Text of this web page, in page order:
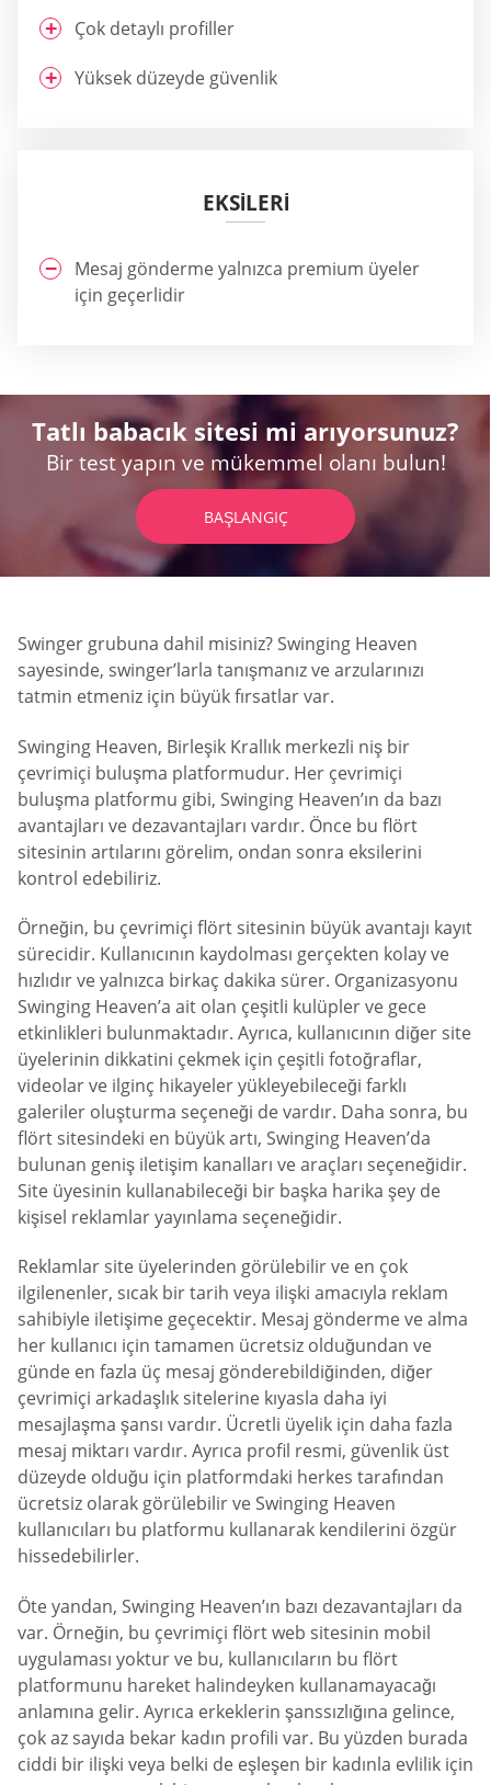
Çok detaylı profiller
Yüksek düzeyde güvenlik
EKSİLERİ
Mesaj gönderme yalnızca premium üyeler
için geçerlidir
Tatlı babacık sitesi mi arıyorsunuz?
Bir test yapın ve mükemmel olanı bulun!
BAŞLANGIÇ
Swinger grubuna dahil misiniz? Swinging Heaven
sayesinde, swinger’larla tanışmanız ve arzularınızı
tatmin etmeniz için büyük fırsatlar var.
Swinging Heaven, Birleşik Krallık merkezli niş bir
çevrimiçi buluşma platformudur. Her çevrimiçi
buluşma platformu gibi, Swinging Heaven’ın da bazı
avantajları ve dezavantajları vardır. Önce bu flört
sitesinin artılarını görelim, ondan sonra eksilerini
kontrol edebiliriz.
Örneğin, bu çevrimiçi flört sitesinin büyük avantajı kayıt
sürecidir. Kullanıcının kaydolması gerçekten kolay ve
hızlıdır ve yalnızca birkaç dakika sürer. Organizasyonu
Swinging Heaven’a ait olan çeşitli kulüpler ve gece
etkinlikleri bulunmaktadır. Ayrıca, kullanıcının diğer site
üyelerinin dikkatini çekmek için çeşitli fotoğraflar,
videolar ve ilginç hikayeler yükleyebileceği farklı
galeriler oluşturma seçeneği de vardır. Daha sonra, bu
flört sitesindeki en büyük artı, Swinging Heaven’da
bulunan geniş iletişim kanalları ve araçları seçeneğidir.
Site üyesinin kullanabileceği bir başka harika şey de
kişisel reklamlar yayınlama seçeneğidir.
Reklamlar site üyelerinden görülebilir ve en çok
ilgilenenler, sıcak bir tarih veya ilişki amacıyla reklam
sahibiyle iletişime geçecektir. Mesaj gönderme ve alma
her kullanıcı için tamamen ücretsiz olduğundan ve
günde en fazla üç mesaj gönderebildiğinden, diğer
çevrimiçi arkadaşlık sitelerine kıyasla daha iyi
mesajlaşma şansı vardır. Ücretli üyelik için daha fazla
mesaj miktarı vardır. Ayrıca profil resmi, güvenlik üst
düzeyde olduğu için platformdaki herkes tarafından
ücretsiz olarak görülebilir ve Swinging Heaven
kullanıcıları bu platformu kullanarak kendilerini özgür
hissedebilirler.
Öte yandan, Swinging Heaven’ın bazı dezavantajları da
var. Örneğin, bu çevrimiçi flört web sitesinin mobil
uygulaması yoktur ve bu, kullanıcıların bu flört
platformunu hareket halindeyken kullanamayacağı
anlamına gelir. Ayrıca erkeklerin şanssızlığına gelince,
çok az sayıda bekar kadın profili var. Bu yüzden burada
ciddi bir ilişki veya belki de eşleşen bir kadınla evlilik için